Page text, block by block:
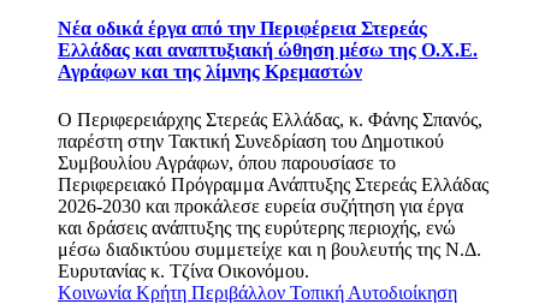
Νέα οδικά έργα από την Περιφέρεια Στερεάς
Ελλάδας και αναπτυξιακή ώθηση μέσω της Ο.Χ.Ε.
Αγράφων και της λίμνης Κρεμαστών
Ο Περιφερειάρχης Στερεάς Ελλάδας, κ. Φάνης Σπανός,
παρέστη στην Τακτική Συνεδρίαση του Δημοτικού
Συμβουλίου Αγράφων, όπου παρουσίασε το
Περιφερειακό Πρόγραμμα Ανάπτυξης Στερεάς Ελλάδας
2026-2030 και προκάλεσε ευρεία συζήτηση για έργα
και δράσεις ανάπτυξης της ευρύτερης περιοχής, ενώ
μέσω διαδικτύου συμμετείχε και η βουλευτής της Ν.Δ.
Ευρυτανίας κ. Τζίνα Οικονόμου.
Κοινωνία Κρήτη Περιβάλλον Τοπική Αυτοδιοίκηση